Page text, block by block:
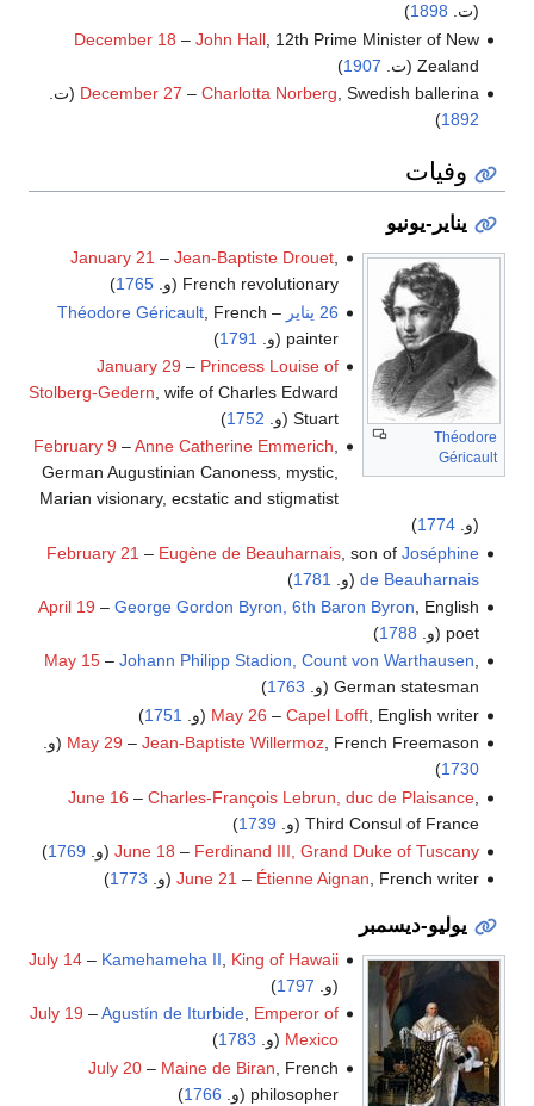
(ت. 1898
)
December 18 – John Hall, 12th Prime Minister of New
Zealand (ت.
1907
)
December 27 – Charlotta Norberg, Swedish ballerina (ت.
1892
)
وفيات
يناير-يونيو
Théodore
Géricault
January 21 –Jean-Baptiste Drouet
French revolutionary (و.
1765
)
26 يناير
–
Théodore Géricault , French
painter (و.
1791
)
January 29 – Princess Louise of
Stolberg-Gedern , wife of Charles Edward
Stuart (و.
1752
)
February 9 –Anne Catherine Emmerich,
German Augustinian Canoness, mystic,
Marian visionary, ecstatic and stigmatist
(و.1774
)
February 21 – Eugène de Beauharnais, son of Joséphine
de Beauharnais (و. 1781
)
April 19 – George Gordon Byron, 6th Baron Byron , English
poet (و.
1788
)
May 15– Johann Philipp Stadion, Count von Warthausen,
German statesman (و.
1763
)
May 26 – Capel Lofft, English writer (و. 1751
)
May 29 – Jean-Baptiste Willermoz, French Freemason (و.
1730
)
June 16 – Charles-François Lebrun, duc de Plaisance,
Third Consul of France (و.
1739
)
June 18 – Ferdinand III, Grand Duke of Tuscany (و. 1769
)
June 21 – Étienne Aignan, French writer (و. 1773
)
يوليو-ديسمبر
July 14 – Kamehameha II
King of Hawaii
(و. 1797
)
July 19 –Agustín de Iturbide, Emperor of
Mexico (و. 1783
)
July 20 – Maine de Biran , French
philosopher (و.
1766
)